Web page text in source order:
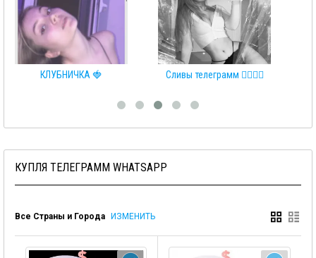
Сливы телеграмм 👩‍❤️‍💋‍👨 ♂️RELAX♀️
КУПЛЯ ТЕЛЕГРАММ WHATSAPP
Все Страны и Города ИЗМЕНИТЬ